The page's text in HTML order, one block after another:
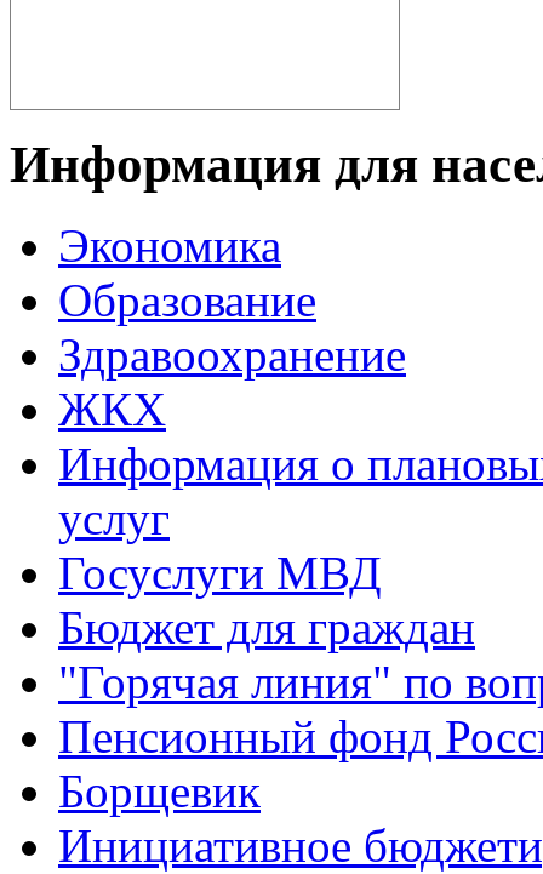
Информация для
Экономика
Образование
Здравоохранение
ЖКХ
Информация о
услуг
Госуслуги МВД
Бюджет для граждан
"Горячая линия" по
Пенсионный фонд
Борщевик
Инициативное